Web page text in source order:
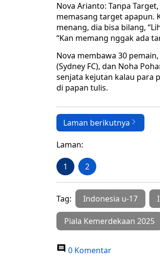
Nova Arianto: Tanpa
memasang target apapun.
menang, dia bisa bilang,
“Kan memang nggak ada
Nova membawa 30
(Sydney FC), dan Noha
senjata kejutan kalau para
di papan tulis.
Laman berikutnya
Laman:
1 2
Tag: Indonesia u-17
Piala Kemerdekaan 2025
0 Komentar